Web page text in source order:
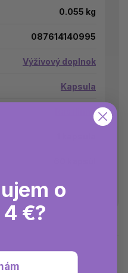
0.055 kg
087614140995
Výživový doplnok
Kapsula
Rastlinná
o
€?